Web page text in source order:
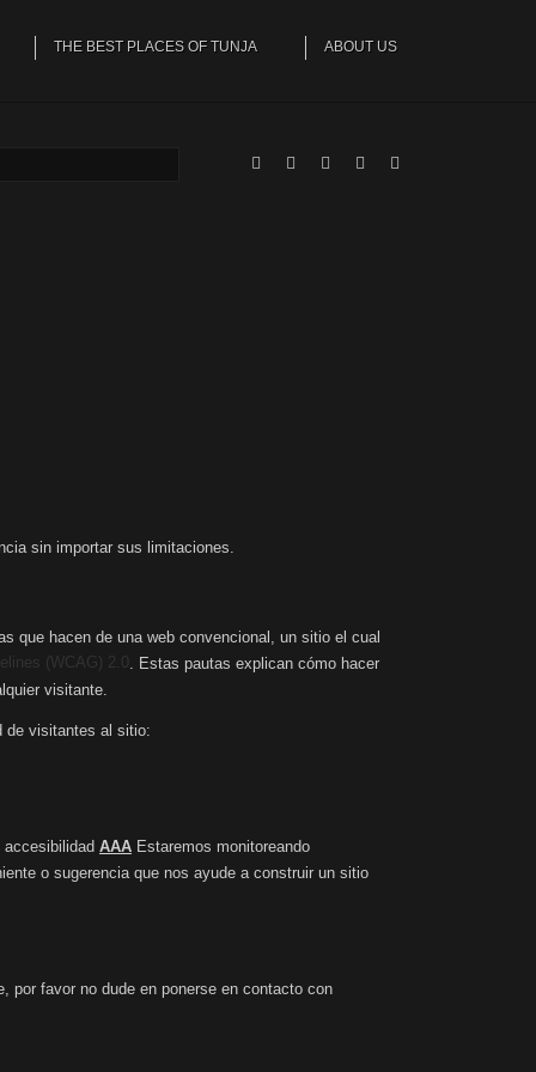
THE BEST PLACES OF TUNJA ABOUT US
sin importar sus limitaciones.
que hacen de una web convencional, un sitio el cual
(WCAG) 2.0 . Estas pautas explican cómo hacer
visitante.
de visitantes al sitio:
AAA Estaremos monitoreando
o sugerencia que nos ayude a construir un sitio
por favor no dude en ponerse en contacto con